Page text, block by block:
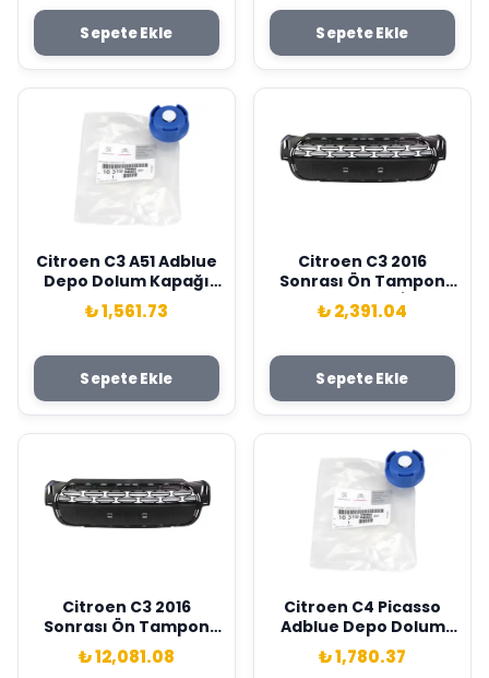
Sepete Ekle Sepete Ekle
Citroen C3 A51 Adblue
Depo Dolum Kapağı
Orijinal PSA 163199998
₺ 1,561.73
Sepete Ekle
Citroen C3 2016
Sonrası Ön Tampon
Orta Izgarası İthal
Marka 98335045XT
₺ 2,391.04
Sepete Ekle
Citroen C3 2016
Sonrası Ön Tampon
Orta Izgarası Orijinal
PSA (MOPAR)
₺ 12,081.08
Citroen C4 Picasso
Adblue Depo Dolum
Kapağı Orijinal PSA
163199998
₺ 1,780.37